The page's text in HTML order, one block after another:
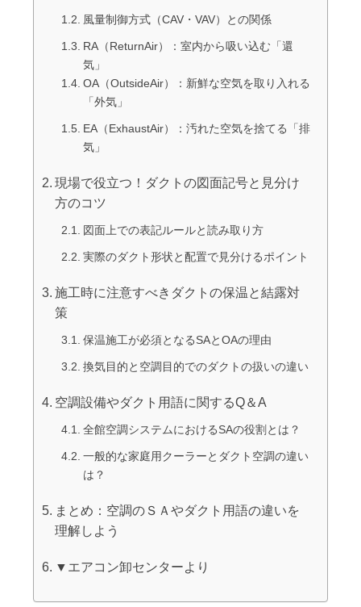
風量制御方式（CAV・VAV）との関係
RA（ReturnAir）：室内から吸い込む「還
気」
OA（OutsideAir）：新鮮な空気を取り入れる
「外気」
EA（ExhaustAir）：汚れた空気を捨てる「排
気」
現場で役立つ！ダクトの図面記号と見分け
方のコツ
図面上での表記ルールと読み取り方
実際のダクト形状と配置で見分けるポイント
施工時に注意すべきダクトの保温と結露対
策
保温施工が必須となるSAとOAの理由
換気目的と空調目的でのダクトの扱いの違い
空調設備やダクト用語に関するQ＆A
全館空調システムにおけるSAの役割とは？
一般的な家庭用クーラーとダクト空調の違い
は？
まとめ：空調のＳＡやダクト用語の違いを
理解しよう
▼エアコン卸センターより